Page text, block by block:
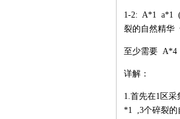
1-2: A*1 a*1 (
裂的自然精华
至少需要
详解：
1.首先在1区
*1 ,3个碎裂的